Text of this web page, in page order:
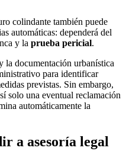
colindante también puede
automáticas: dependerá del
y la prueba pericial.
la documentación urbanística
para identificar
previstas. Sin embargo,
solo una eventual reclamación
automáticamente la
a asesoría legal